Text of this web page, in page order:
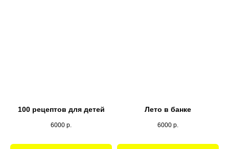
100 рецептов для детей
6000 р.
Лето в банке
6000 р.